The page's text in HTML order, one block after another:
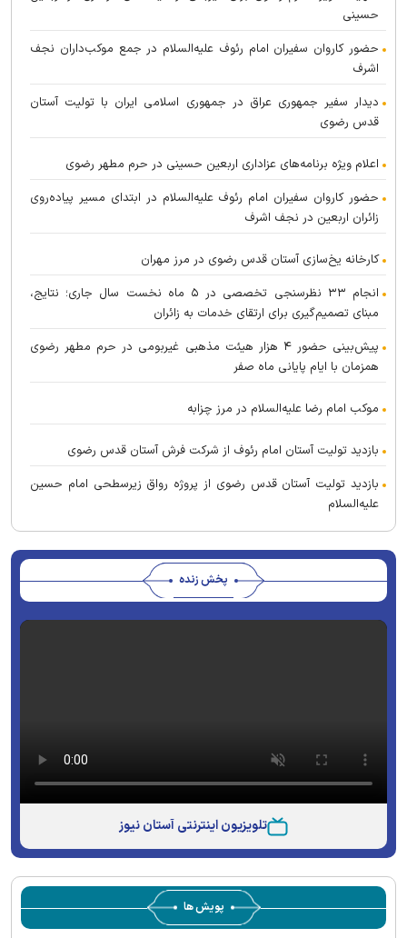
حسینی
حضور کاروان سفیران امام رئوف علیه‌السلام در جمع موکب‌داران نجف
اشرف
دیدار سفیر جمهوری عراق در جمهوری اسلامی ایران با تولیت آستان
قدس رضوی
اعلام ویژه برنامه‌های عزاداری اربعین حسینی در حرم مطهر رضوی
حضور کاروان سفیران امام رئوف علیه‌السلام در ابتدای مسیر پیاده‌روی
زائران اربعین در نجف اشرف
کارخانه یخ‌سازی آستان قدس رضوی در مرز مهران
انجام ۳۳ نظرسنجی تخصصی در ۵ ماه نخست سال جاری؛ نتایج،
مبنای تصمیم‌گیری برای ارتقای خدمات به زائران
پیش‌بینی حضور ۴ هزار هیئت مذهبی غیربومی در حرم مطهر رضوی
همزمان با ایام پایانی ماه صفر
موکب امام رضا علیه‌السلام در مرز چزابه
بازدید تولیت آستان امام رئوف از شرکت فرش آستان قدس رضوی
بازدید تولیت آستان قدس رضوی از پروژه رواق زیرسطحی امام حسین
علیه‌السلام
پخش زنده
تلویزیون اینترنتی آستان نیوز
پویش ها